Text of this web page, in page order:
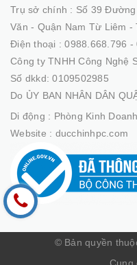
Trụ sở chính : Số 39
Văn - Quận Nam Từ Liêm -
Điện thoại :0988.668.796 -
Công ty TNHH Công Nghệ
Số dkkd: 0109502985
Do ỦY BAN NHÂN DÂN
Di động : Phòng Kinh
Website : ducchinhpc.com
© Bản quyền